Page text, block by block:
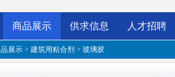
商品展示 供求信息 人才招聘
展示 > 建筑用粘合剂 > 玻璃胶